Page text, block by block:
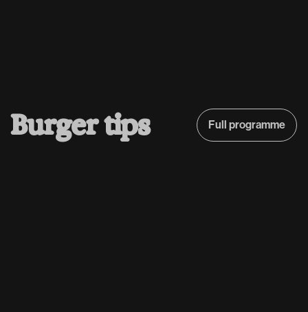
Burger tips
Full programme